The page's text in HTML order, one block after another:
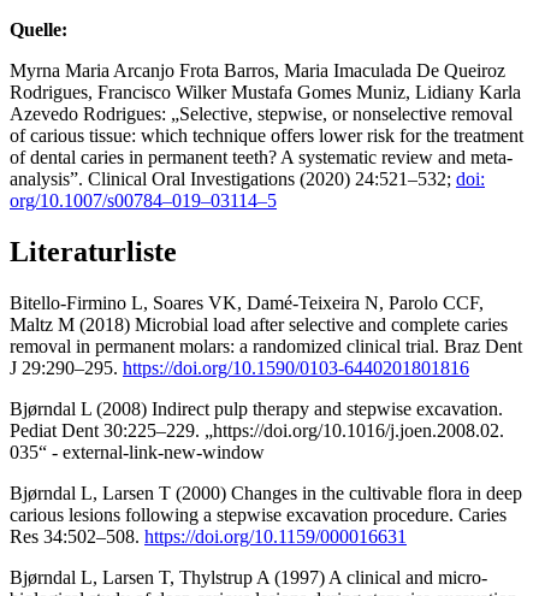
Quelle:
Myrna Maria Arcanjo Frota Barros, Maria Imaculada De Queiroz
Rodrigues, Francisco Wilker Mustafa Gomes Muniz, Lidiany Karla
Azevedo Rodrigues: „Selective, stepwise, or nonselective removal
of carious tissue: which technique offers lower risk for the treatment
of dental caries in permanent teeth? A systematic review and meta-
analysis”. Clinical Oral Investigations (2020) 24:521–532; doi:
org/10.1007/s00784–019–03114–5
Literaturliste
Bitello-Firmino L, Soares VK, Damé-Teixeira N, Parolo CCF,
Maltz M (2018) Microbial load after selective and complete caries
removal in permanent molars: a randomized clinical trial. Braz Dent
J 29:290–295. https://doi.org/10.1590/0103-6440201801816
Bjørndal L (2008) Indirect pulp therapy and stepwise excavation.
Pediat Dent 30:225–229. „https://doi.org/10.1016/j.joen.2008.02.
035“ - external-link-new-window
Bjørndal L, Larsen T (2000) Changes in the cultivable flora in deep
carious lesions following a stepwise excavation procedure. Caries
Res 34:502–508. https://doi.org/10.1159/000016631
Bjørndal L, Larsen T, Thylstrup A (1997) A clinical and micro-